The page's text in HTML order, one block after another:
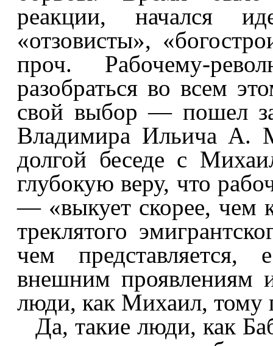
реакции, начался
«отзовисты»,
проч. Рабочему-
разобраться во всем
свой выбор — пошел
Владимира Ильича А.
долгой беседе с
глубокую веру, что
— «выкует скорее, чем
треклятого
чем
внешним проявлениям
люди, как Михаил, тому
Да, такие люди, как